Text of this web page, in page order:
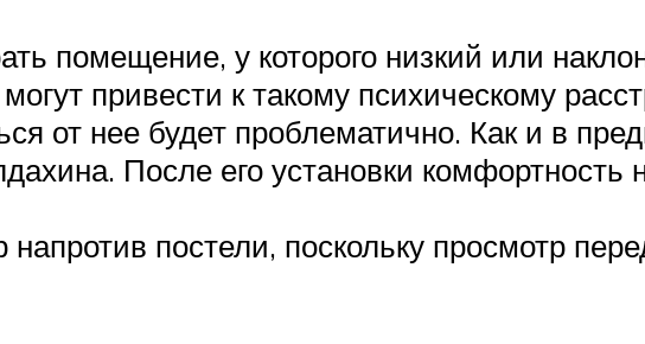
помещение, у которого низкий или
привести к такому психическому
от нее будет проблематично. Как и в
После его установки комфортность
постели, поскольку просмотр